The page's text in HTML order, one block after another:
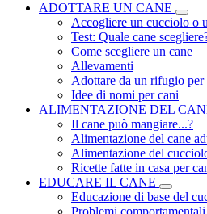
ADOTTARE UN CANE
Accogliere un cucciolo o
Test: Quale cane
Come scegliere un cane
Allevamenti
Adottare da un rifugio per
Idee di nomi per cani
ALIMENTAZIONE DEL
Il cane può mangiare...?
Alimentazione del cane
Alimentazione del
Ricette fatte in casa per
EDUCARE IL CANE
Educazione di base del
Problemi